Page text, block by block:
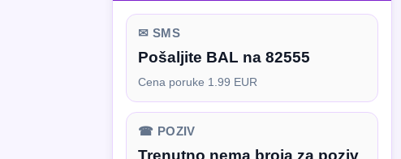
✉ SMS
Pošaljite BAL na 82555
Cena poruke 1.99 EUR
☎ POZIV
Trenutno nema broja za poziv